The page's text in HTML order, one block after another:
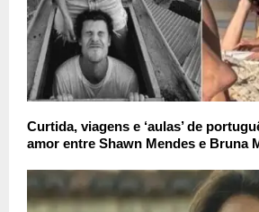
Curtida, viagens e ‘aulas’ de
amor entre Shawn Mendes e Bruna